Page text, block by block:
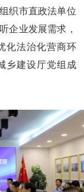
织市直政法单位
企业发展需求，
化法治化营商环
乡建设厅党组成